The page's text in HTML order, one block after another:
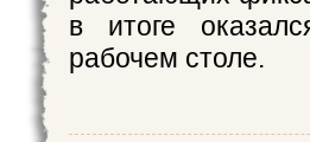
в итоге
рабочем столе.